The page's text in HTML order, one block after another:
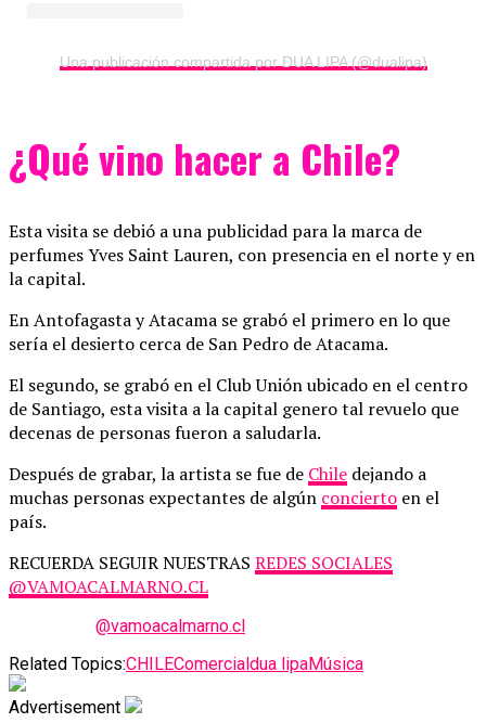
Una publicación compartida por DUA LIPA (@dualipa)
¿Qué vino hacer a Chile?
Esta visita se debió a una publicidad para la marca de
perfumes Yves Saint Lauren, con presencia en el norte y en
la capital.
En Antofagasta y Atacama se grabó el primero en lo que
sería el desierto cerca de San Pedro de Atacama.
El segundo, se grabó en el Club Unión ubicado en el centro
de Santiago, esta visita a la capital genero tal revuelo que
decenas de personas fueron a saludarla.
Después de grabar, la artista se fue de Chile dejando a
muchas personas expectantes de algún concierto en el
país.
RECUERDA SEGUIR NUESTRAS REDES SOCIALES
@VAMOACALMARNO.CL
@vamoacalmarno.cl
Related Topics:CHILEComercialdua lipaMúsica
Advertisement